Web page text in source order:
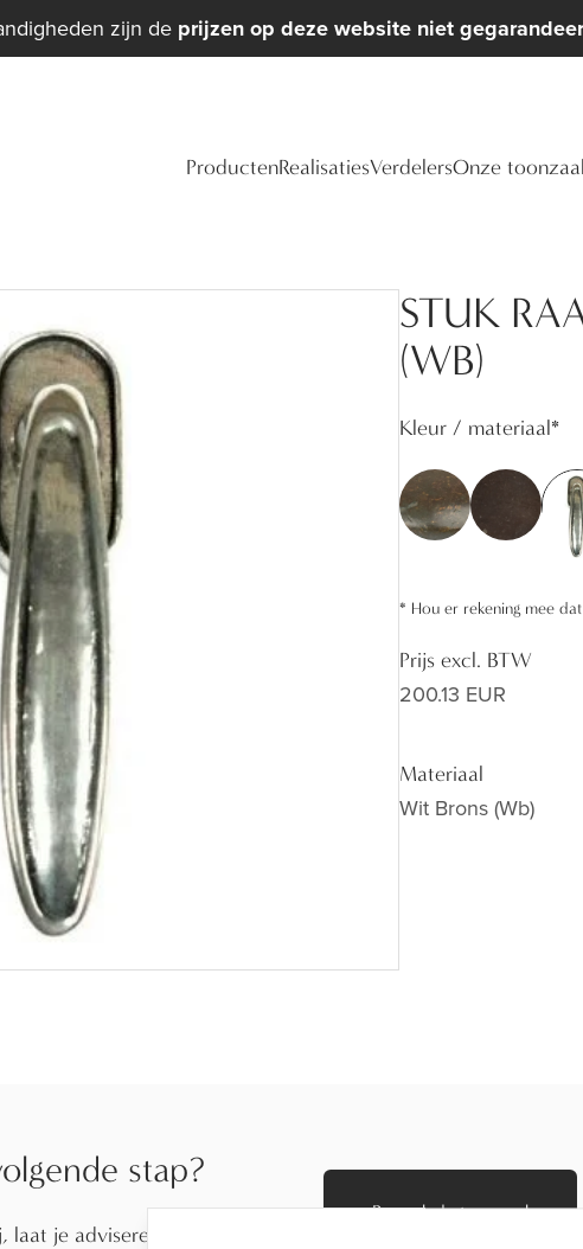
zijn de prijzen op deze website niet
ProductenRealisatiesVerdelersOnze toonzaal
STUK
(WB)
Kleur / materiaal *
* Hou er rekening mee
Prijs excl. BTW
200.13 EUR
Materiaal
Wit Brons (wb)
stap?
je adviseren of vind een
Bezoek de toonzaal